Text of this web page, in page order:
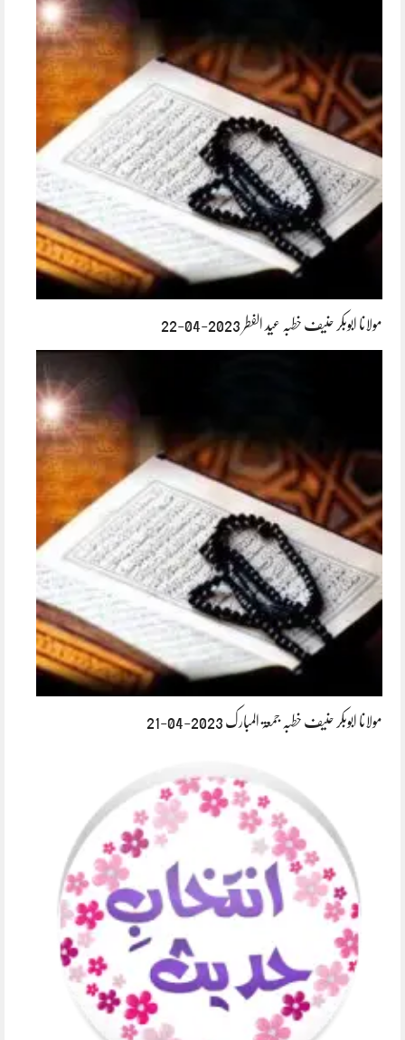
مولانا ابوبکر حنیف خطبہ عید الفطر 2023-04-22
مولانا ابوبکر حنیف خطبہ جمعۃ المبارک 2023-04-21